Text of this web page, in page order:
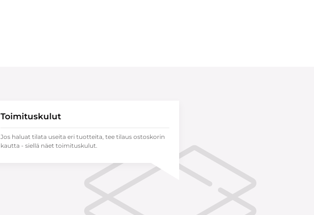
Toimituskulut
Jos haluat tilata useita eri tuotteita, tee tilaus ostoskorin
kautta - siellä näet toimituskulut.